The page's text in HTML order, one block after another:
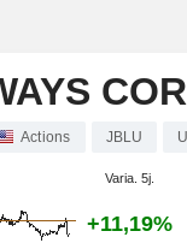
Actions JBLU
Varia. 5j.
+11,19%